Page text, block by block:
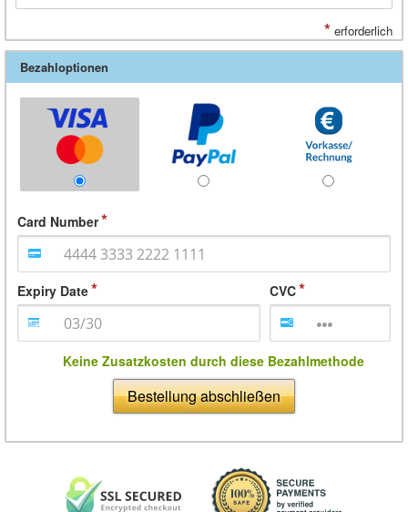
* erforderlich
Bezahloptionen
Card Number
Expiry Date CVC
Keine Zusatzkosten durch diese Bezahlmethode
Bestellung abschließen